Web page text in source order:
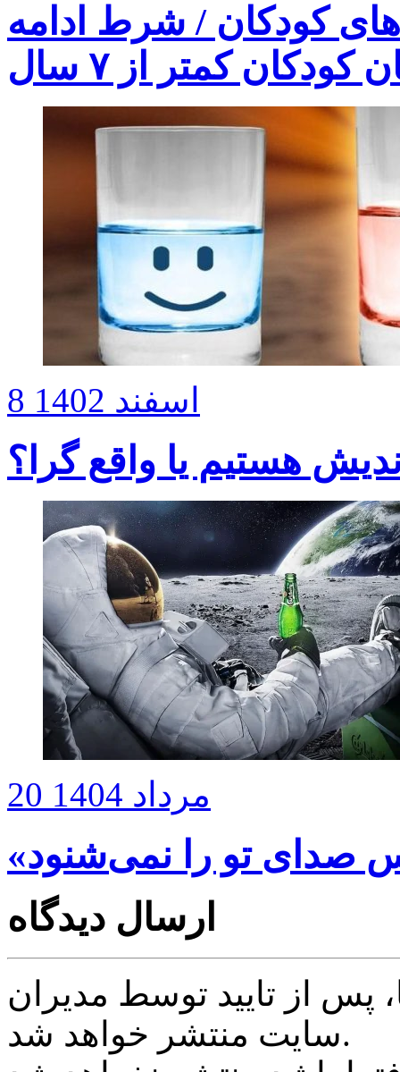
کودکان / شرط ادامه
کودکان کمتر از ۷ سال
8 اسفند 1402
هستیم یا واقع گرا؟
20 مرداد 1404
ارسال دیدگاه
از تایید توسط مدیران
سایت منتشر خواهد شد.